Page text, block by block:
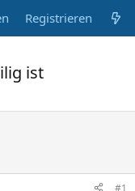
Registrieren
ist
#1